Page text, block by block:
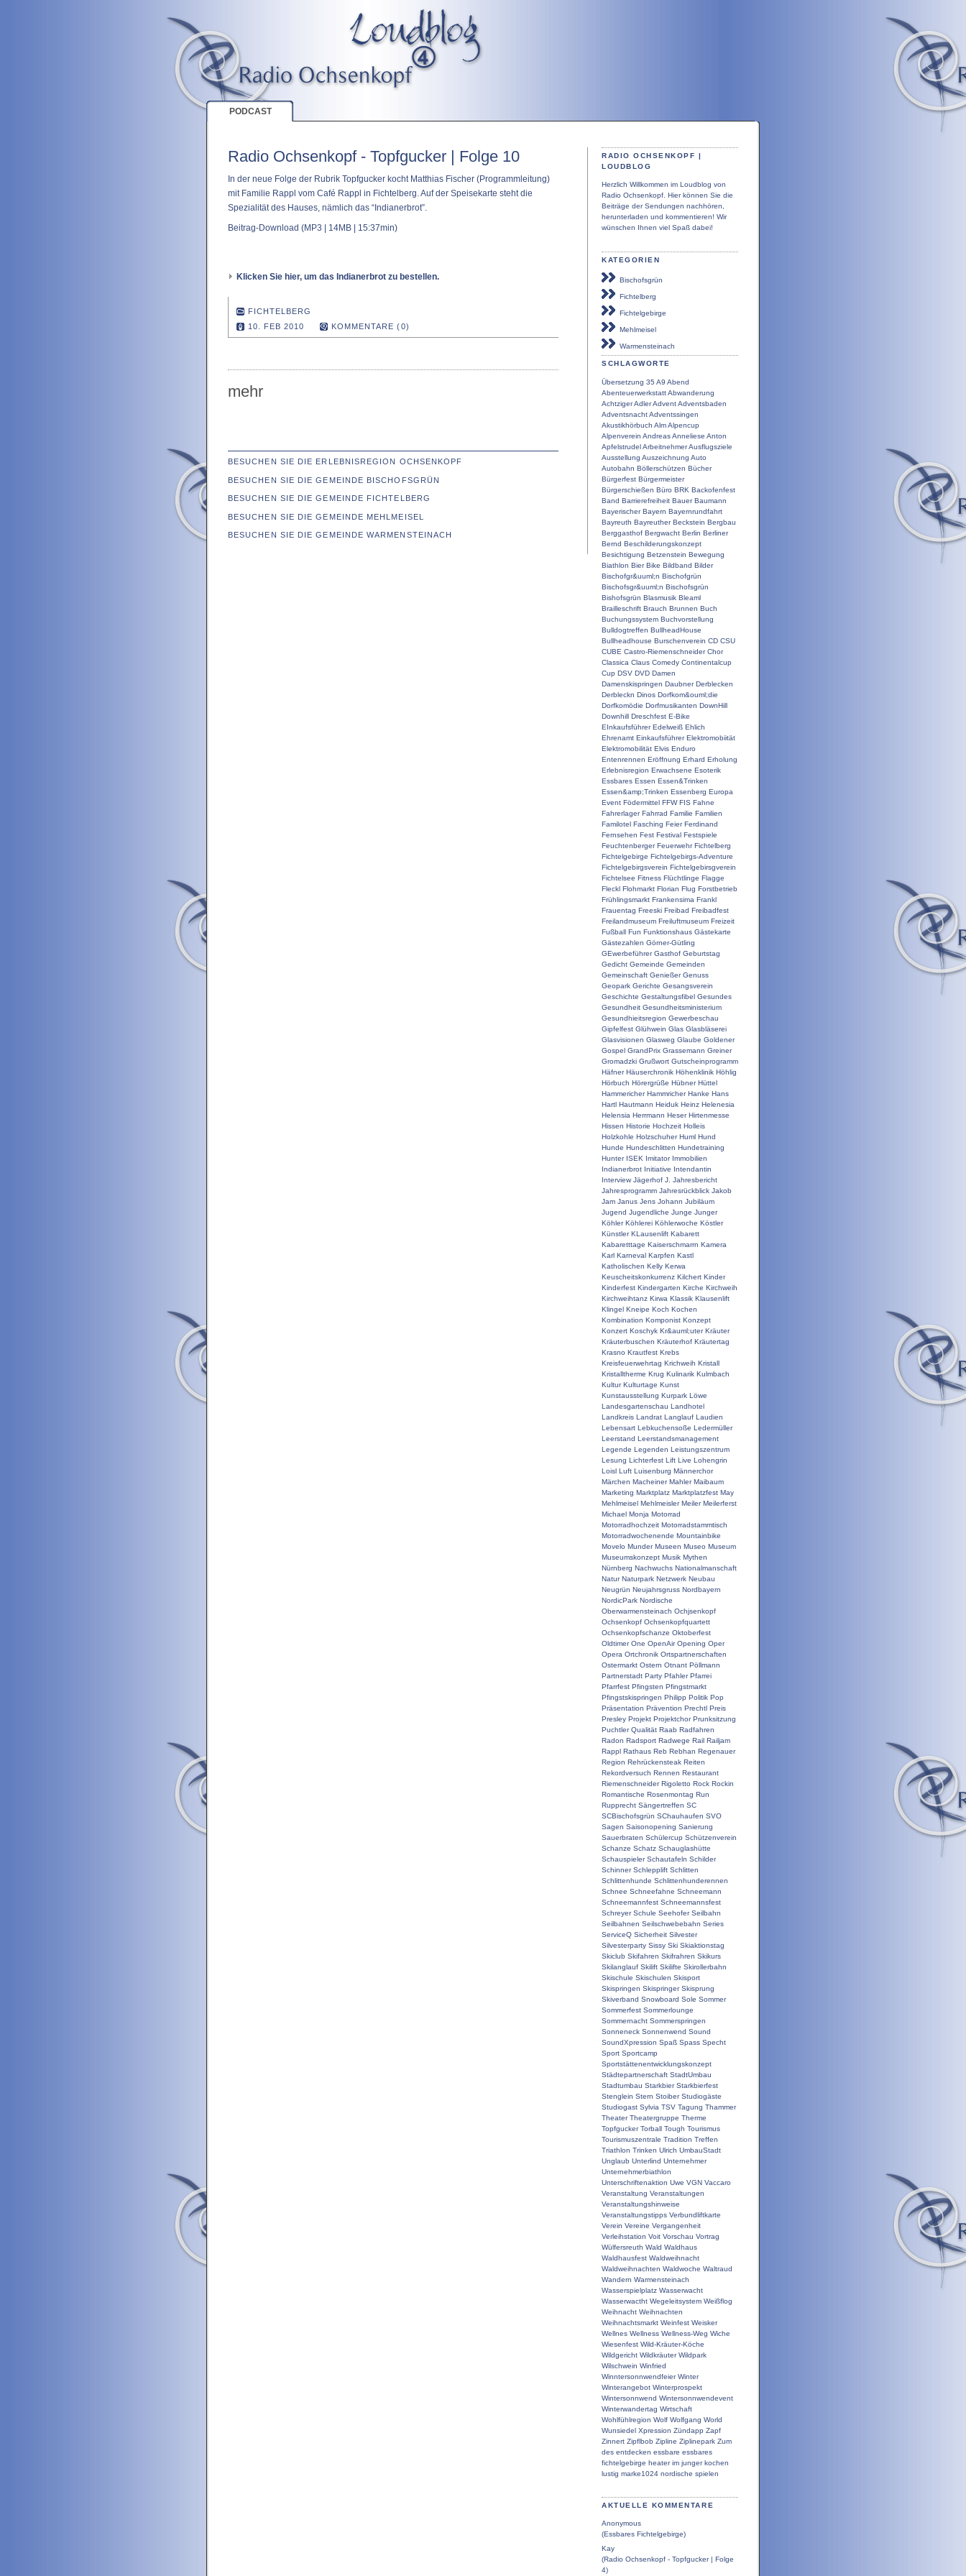
PODCAST
RADIO OCHSENKOPF |
LOUDBLOG
Herzlich Willkommen im Loudblog von
Radio Ochsenkopf. Hier können Sie die
Beiträge der Sendungen nachhören,
herunterladen und kommentieren! Wir
wünschen Ihnen viel Spaß dabei!
KATEGORIEN
Bischofsgrün
Fichtelberg
Fichtelgebirge
Mehlmeisel
Warmensteinach
SCHLAGWORTE
Übersetzung 35 A9 Abend
AbenteuerwerkstattAbwanderung
AchtzigerAdlerAdventAdventsbaden
AdventsnachtAdventssingen
Akustikhörbuch AlmAlpencup
Alpenverein AndreasAnneliese Anton
ApfelstrudelArbeitnehmerAusflugsziele
Ausstellung Auszeichnung Auto
Autobahn Böllerschützen Bücher
Bürgerfest Bürgermeister
Bürgerschießen Büro BRK Backofenfest
Band Barrierefreiheit Bauer Baumann
Bayerischer Bayern Bayernrundfahrt
Bayreuth Bayreuther Beckstein Bergbau
Berggasthof Bergwacht Berlin Berliner
Bernd Beschilderungskonzept
Besichtigung Betzenstein Bewegung
Biathlon Bier Bike Bildband Bilder
Bischofgr&uuml;n Bischofgrün
Bischofsgr&uuml;n Bischofsgrün
Bishofsgrün Blasmusik Bleaml
Brailleschrift Brauch Brunnen Buch
Buchungssystem Buchvorstellung
Bulldogtreffen BullheadHouse
Bullheadhouse Burschenverein CD CSU
CUBE Castro-Riemenschneider Chor
Classica Claus Comedy Continentalcup
Cup DSV DVD Damen
Damenskispringen Daubner Derblecken
Derbleckn Dinos Dorfkom&ouml;die
Dorfkomödie Dorfmusikanten DownHill
Downhill Dreschfest E-Bike
EInkaufsführer Edelweiß Ehlich
Ehrenamt Einkaufsführer Elektromobiität
Elektromobilität Elvis Enduro
Entenrennen Eröffnung Erhard Erholung
Erlebnisregion Erwachsene Esoterik
Essbares Essen Essen&Trinken
Essen&amp;Trinken Essenberg Europa
Event Födermittel FFW FIS Fahne
Fahrerlager Fahrrad Familie Familien
Familotel Fasching Feier Ferdinand
Fernsehen Fest Festival Festspiele
Feuchtenberger Feuerwehr Fichtelberg
Fichtelgebirge Fichtelgebirgs-Adventure
Fichtelgebirgsverein Fichtelgebirsgverein
Fichtelsee Fitness Flüchtlinge Flagge
Fleckl Flohmarkt Florian Flug Forstbetrieb
Frühlingsmarkt Frankensima Frankl
Frauentag Freeski Freibad Freibadfest
Freilandmuseum Freiluftmuseum Freizeit
Fußball Fun Funktionshaus Gästekarte
Gästezahlen Görner-Gütling
GEwerbeführer Gasthof Geburtstag
Gedicht Gemeinde Gemeinden
Gemeinschaft Genießer Genuss
Geopark Gerichte Gesangsverein
Geschichte Gestaltungsfibel Gesundes
Gesundheit Gesundheitsministerium
Gesundhieitsregion Gewerbeschau
Gipfelfest Glühwein Glas Glasbläserei
Glasvisionen Glasweg Glaube Goldener
Gospel GrandPrix Grassemann Greiner
Gromadzki Grußwort Gutscheinprogramm
Häfner Häuserchronik Höhenklinik Höhlig
Hörbuch Hörergrüße Hübner Hüttel
Hammericher Hammricher Hanke Hans
Hartl Hautmann Heiduk Heinz Helenesia
Helensia Herrmann Heser Hirtenmesse
Hissen Historie Hochzeit Holleis
Holzkohle Holzschuher Huml Hund
Hunde Hundeschlitten Hundetraining
Hunter ISEK Imitator Immobilien
Indianerbrot Initiative Intendantin
Interview Jägerhof J. Jahresbericht
Jahresprogramm Jahresrückblick Jakob
Jam Janus Jens Johann Jubiläum
Jugend Jugendliche Junge Junger
Köhler Köhlerei Köhlerwoche Köstler
Künstler KLausenlift Kabarett
Kabaretttage Kaiserschmarrn Kamera
Karl Karneval Karpfen Kastl
Katholischen Kelly Kerwa
Keuscheitskonkurrenz Kilchert Kinder
Kinderfest Kindergarten Kirche Kirchweih
Kirchweihtanz Kirwa Klassik Klausenlift
Klingel Kneipe Koch Kochen
Kombination Komponist Konzept
Konzert Koschyk Kr&auml;uter Kräuter
Kräuterbuschen Kräuterhof Kräutertag
Krasno Krautfest Krebs
Kreisfeuerwehrtag Krichweih Kristall
Kristalltherme Krug Kulinarik Kulmbach
Kultur Kulturtage Kunst
Kunstausstellung Kurpark Löwe
Landesgartenschau Landhotel
Landkreis Landrat Langlauf Laudien
Lebensart Lebkuchensoße Ledermüller
Leerstand Leerstandsmanagement
Legende Legenden Leistungszentrum
Lesung Lichterfest Lift Live Lohengrin
Loisl Luft Luisenburg Männerchor
Märchen Macheiner Mahler Maibaum
Marketing Marktplatz Marktplatzfest May
Mehlmeisel Mehlmeisler Meiler Meilerferst
Michael Monja Motorrad
Motorradhochzeit Motorradstammtisch
Motorradwochenende Mountainbike
Movelo Munder Museen Museo Museum
Museumskonzept Musik Mythen
Nürnberg Nachwuchs Nationalmanschaft
Natur Naturpark Netzwerk Neubau
Neugrün Neujahrsgruss Nordbayern
NordicPark Nordische
Oberwarmensteinach Ochjsenkopf
Ochsenkopf Ochsenkopfquartett
Ochsenkopfschanze Oktoberfest
Oldtimer One OpenAir Opening Oper
Opera Ortchronik Ortspartnerschaften
Ostermarkt Ostern Otnant Pöllmann
Partnerstadt Party Pfahler Pfarrei
Pfarrfest Pfingsten Pfingstmarkt
Pfingstskispringen Philipp Politik Pop
Präsentation Prävention Prechtl Preis
Presley Projekt Projektchor Prunksitzung
Puchtler Qualität Raab Radfahren
Radon Radsport Radwege Rail Railjam
Rappl Rathaus Reb Rebhan Regenauer
Region Rehrückensteak Reiten
Rekordversuch Rennen Restaurant
Riemenschneider Rigoletto Rock Rockin
Romantische Rosenmontag Run
Rupprecht Sängertreffen SC
SCBischofsgrün SChauhaufen SVO
Sagen Saisonopening Sanierung
Sauerbraten Schülercup Schützenverein
Schanze Schatz Schauglashütte
Schauspieler Schautafeln Schilder
Schinner Schlepplift Schlitten
Schlittenhunde Schlittenhunderennen
Schnee Schneefahne Schneemann
Schneemannfest Schneemannsfest
Schreyer Schule Seehofer Seilbahn
Seilbahnen Seilschwebebahn Series
ServiceQ Sicherheit Silvester
Silvesterparty Sissy Ski Skiaktionstag
Skiclub Skifahren Skifrahren Skikurs
Skilanglauf Skilift Skilifte Skirollerbahn
Skischule Skischulen Skisport
Skispringen Skispringer Skisprung
Skiverband Snowboard Sole Sommer
Sommerfest Sommerlounge
Sommernacht Sommerspringen
Sonneneck Sonnenwend Sound
SoundXpression Spaß Spass Specht
Sport Sportcamp
Sportstättenentwicklungskonzept
Städtepartnerschaft StadtUmbau
Stadtumbau Starkbier Starkbierfest
Stenglein Stern Stoiber Studiogäste
Studiogast Sylvia TSV Tagung Thammer
Theater Theatergruppe Therme
Topfgucker Torball Tough Tourismus
Tourismuszentrale Tradition Treffen
Triathlon Trinken Ulrich UmbauStadt
Unglaub Unterlind Unternehmer
Unternehmerbiathlon
Unterschriftenaktion Uwe VGN Vaccaro
Veranstaltung Veranstaltungen
Veranstaltungshinweise
Veranstaltungstipps Verbundliftkarte
Verein Vereine Vergangenheit
Verleihstation Voit Vorschau Vortrag
Wülfersreuth Wald Waldhaus
Waldhausfest Waldweihnacht
Waldweihnachten Waldwoche Waltraud
Wandern Warmensteinach
Wasserspielplatz Wasserwacht
Wasserwactht Wegeleitsystem Weißflog
Weihnacht Weihnachten
Weihnachtsmarkt Weinfest Weisker
Wellnes Wellness Wellness-Weg Wiche
Wiesenfest Wild-Kräuter-Köche
Wildgericht Wildkräuter Wildpark
Wilschwein Winfried
Winntersonnwendfeier Winter
Winterangebot Winterprospekt
Wintersonnwend Wintersonnwendevent
Winterwandertag Wirtschaft
Wohlfühlregion Wolf Wolfgang World
Wunsiedel Xpression Zündapp Zapf
Zinnert Zipflbob Zipline Ziplinepark Zum
des entdecken essbare essbares
fichtelgebirge heater im junger kochen
lustig marke1024 nordische spielen
AKTUELLE KOMMENTARE
Anonymous
(Essbares Fichtelgebirge)
Kay
(Radio Ochsenkopf - Topfgucker | Folge
4)
Radio Ochsenkopf - Topfgucker | Folge 10
In der neue Folge der Rubrik Topfgucker kocht Matthias Fischer (Programmleitung)
mit Familie Rappl vom Café Rappl in Fichtelberg. Auf der Speisekarte steht die
Spezialität des Hauses, nämlich das “Indianerbrot”.
Beitrag-Download (MP3 | 14MB | 15:37min)
Klicken Sie hier, um das Indianerbrot zu bestellen.
FICHTELBERG
10. FEB 2010
KOMMENTARE (0)
mehr
BESUCHEN SIE DIE ERLEBNISREGION OCHSENKOPF
BESUCHEN SIE DIE GEMEINDE BISCHOFSGRÜN
BESUCHEN SIE DIE GEMEINDE FICHTELBERG
BESUCHEN SIE DIE GEMEINDE MEHLMEISEL
BESUCHEN SIE DIE GEMEINDE WARMENSTEINACH